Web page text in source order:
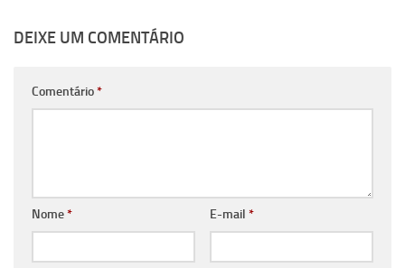
DEIXE UM COMENTÁRIO
Comentário*
Nome* E-mail *